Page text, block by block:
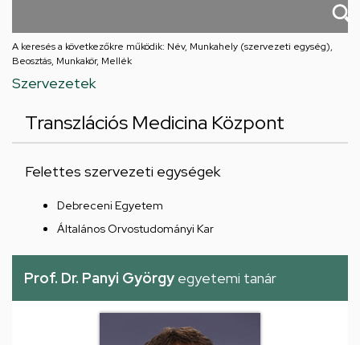
A keresés a következőkre működik: Név, Munkahely (szervezeti egység),
Beosztás, Munkakör, Mellék
Szervezetek
Transzlációs Medicina Központ
Felettes szervezeti egységek
Debreceni Egyetem
Általános Orvostudományi Kar
Prof. Dr. Panyi György egyetemi tanár